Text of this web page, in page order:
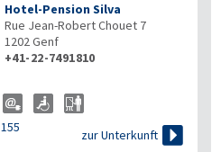
Hotel-Pension Silva
Rue Jean-Robert Chouet 7
1202Genf
+41-22-7491810
155
zur Unterkunft 